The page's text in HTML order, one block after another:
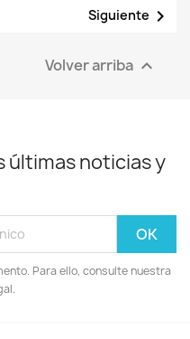
Siguiente 
Volver arriba 
últimas noticias y
Para ello, consulte nuestra